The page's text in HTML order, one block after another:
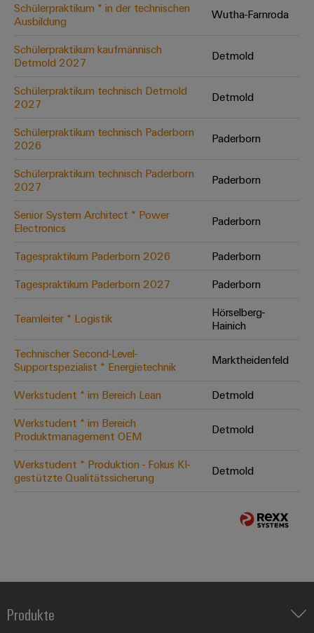
Digital
auf einem
neuen Niveau
unkompliziert,
Schülerpraktikum * in der technischen
Ausbildung
Wutha-Farnroda
Schülerpraktikum kaufmännisch
Detmold 2027
Detmold
Schülerpraktikum technisch Detmold
2027
Detmold
Schülerpraktikum technisch Paderborn
2026
Paderborn
Schülerpraktikum technisch Paderborn
2027
Paderborn
Senior System Architect * Power
Electronics
Paderborn
Tagespraktikum Paderborn 2026
Paderborn
Tagespraktikum Paderborn 2027
Paderborn
Teamleiter * Logistik
Hörselberg-
Hainich
Technischer Second-Level-
Supportspezialist * Energietechnik
Marktheidenfeld
Werkstudent * im Bereich Lean
Detmold
Werkstudent * im Bereich
Produktmanagement OEM
Detmold
Werkstudent * Produktion - Fokus KI-
gestützte Qualitätssicherung
Detmold
Produkte